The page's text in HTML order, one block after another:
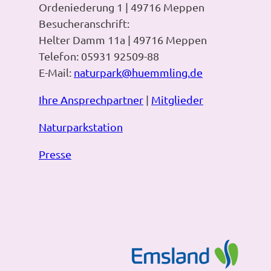
Ordeniederung 1 | 49716 Meppen
Besucheranschrift:
Helter Damm 11a | 49716 Meppen
Telefon: 05931 92509-88
E-Mail: naturpark@huemmling.de
Ihre Ansprechpartner | Mitglieder
Naturparkstation
Presse